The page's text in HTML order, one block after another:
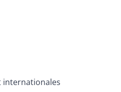
internationales